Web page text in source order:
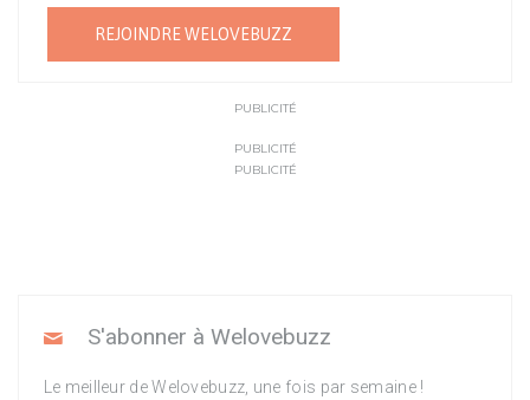
REJOINDRE WELOVEBUZZ
PUBLICITÉ
PUBLICITÉ
PUBLICITÉ
S'abonner à Welovebuzz
Le meilleur de Welovebuzz, une fois par semaine !